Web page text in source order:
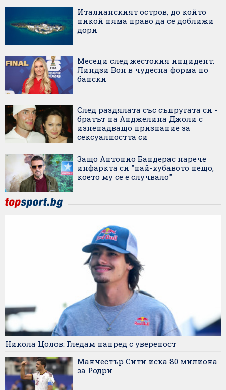
Италианският остров, до който
никой няма право да се доближи
дори
Месеци след жестокия инцидент:
Линдзи Вон в чудесна форма по
бански
След раздялата със съпругата си -
братът на Анджелина Джоли с
изненадващо признание за
сексуалността си
Защо Антонио Бандерас нарече
инфаркта си "най-хубавото нещо,
което му се е случвало"
Никола Цолов: Гледам напред с увереност
Манчестър Сити иска 80 милиона
за Родри